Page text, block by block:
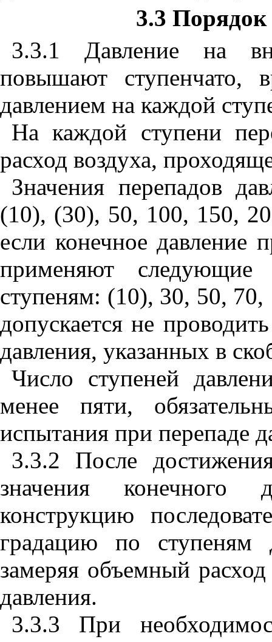
3.3 Порядок
3.3.1 Давление на
повышают ступенчато,
давлением на каждой
На каждой ступени
расход воздуха,
Значения перепадов
(10), (30), 50, 100, 150,
если конечное давление
применяют следующие
ступеням: (10), 30, 50, 70,
допускается не
давления, указанных в
Число ступеней
менее пяти,
испытания при перепаде
3.3.2 После
значения конечного
конструкцию
градацию по ступеням
замеряя объемный
давления.
3.3.3 При